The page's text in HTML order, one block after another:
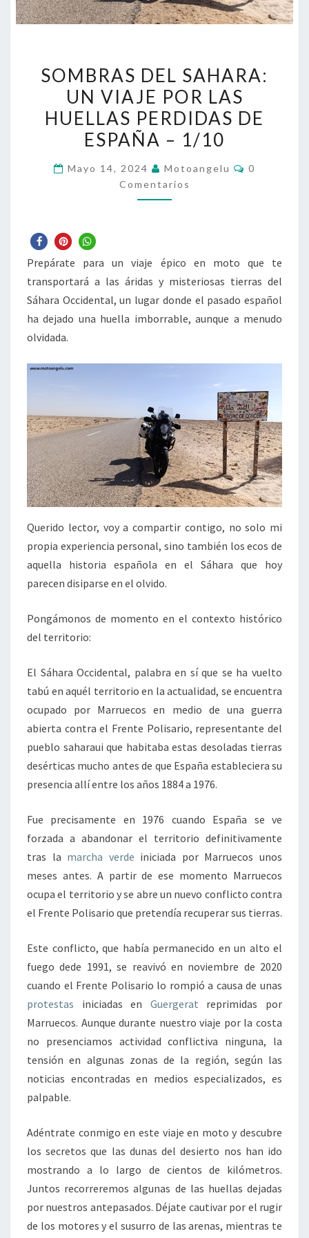
DEL
SAHARA:
UN
VIAJE
LAS
HUELLAS
1/10
SOMBRAS DEL SAHARA:
UN VIAJE POR LAS
HUELLAS PERDIDAS DE
ESPAÑA – 1/10
Mayo 14, 2024 Motoangelu
0
Comentarios
Prepárate para un viaje épico en moto que te
transportará a las áridas y misteriosas tierras del
Sáhara Occidental, un lugar donde el pasado español
ha dejado una huella imborrable, aunque a menudo
olvidada.
Querido lector, voy a compartir contigo, no solo mi
propia experiencia personal, sino también los ecos de
aquella historia española en el Sáhara que hoy
parecen disiparse en el olvido.
Pongámonos de momento en el contexto histórico
del territorio:
El Sáhara Occidental, palabra en sí que se ha vuelto
tabú en aquél territorio en la actualidad, se encuentra
ocupado por Marruecos en medio de una guerra
abierta contra el Frente Polisario, representante del
pueblo saharaui que habitaba estas desoladas tierras
desérticas mucho antes de que España estableciera su
presencia allí entre los años 1884 a 1976.
Fue precisamente en 1976 cuando España se ve
forzada a abandonar el territorio definitivamente
tras la marcha verde iniciada por Marruecos unos
meses antes. A partir de ese momento Marruecos
ocupa el territorio y se abre un nuevo conflicto contra
el Frente Polisario que pretendía recuperar sus tierras.
Este conflicto, que había permanecido en un alto el
fuego dede 1991, se reavivó en noviembre de 2020
cuando el Frente Polisario lo rompió a causa de unas
protestas iniciadas en Guergerat reprimidas por
Marruecos. Aunque durante nuestro viaje por la costa
no presenciamos actividad conflictiva ninguna, la
tensión en algunas zonas de la región, según las
noticias encontradas en medios especializados, es
palpable.
Adéntrate conmigo en este viaje en moto y descubre
los secretos que las dunas del desierto nos han ido
mostrando a lo largo de cientos de kilómetros.
Juntos recorreremos algunas de las huellas dejadas
por nuestros antepasados. Déjate cautivar por el rugir
de los motores y el susurro de las arenas, mientras te